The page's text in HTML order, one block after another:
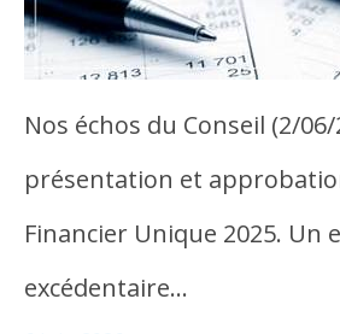
Nos échos du Conseil (2/06/
présentation et
Financier Unique 2025. Un
excédentaire…